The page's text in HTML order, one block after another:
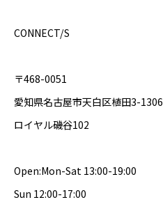
CONNECT/S
〒468-0051
愛知県名古屋市天白区植田3-1306
ロイヤル磯谷102
Open:Mon-Sat 13:00-19:00
Sun 12:00-17:00